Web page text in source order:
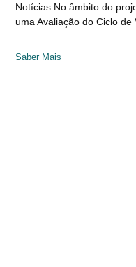
Notícias No âmbito do
uma Avaliação do Ciclo
Saber Mais